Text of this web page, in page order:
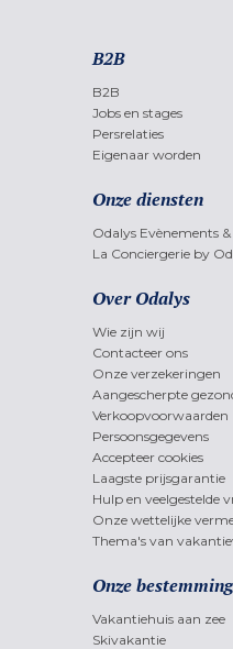
B2B
B2B
Jobs en stages
Persrelaties
Eigenaar worden
Onze diensten
Odalys Evènements
La Conciergerie by
Over Odalys
Wie zijn wij
Contacteer ons
Onze verzekeringen
Aangescherpte
Verkoopvoorwaarden
Persoonsgegevens
Accepteer cookies
Laagste prijsgarantie
Hulp en veelgestelde
Onze wettelijke
Thema's van
Onze
Vakantiehuis aan zee
Skivakantie